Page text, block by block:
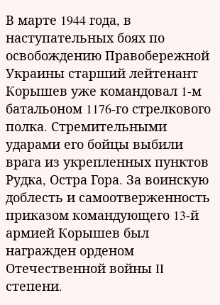
В марте 1944 года, в
наступательных боях по
освобождению Правобережной
Украины старший лейтенант
Корышев уже командовал 1-м
батальоном 1176-го стрелкового
полка. Стремительными
ударами его бойцы выбили
врага из укрепленных пунктов
Рудка, Остра Гора. За воинскую
доблесть и самоотверженность
приказом командующего 13-й
армией Корышев был
награжден орденом
Отечественной войны II
степени.